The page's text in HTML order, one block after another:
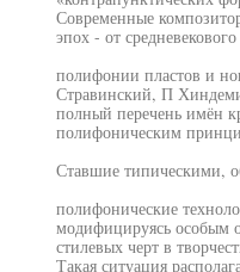
Современные
эпох - от
полифонии пластов и
Стравинский, П
полный перечень имён
полифоническим
Ставшие типическими,
полифонические
модифицируясь особым
стилевых черт в
Такая ситуация